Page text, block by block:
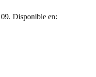
Disponible en: